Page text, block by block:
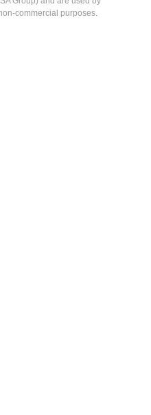
commercial purposes.